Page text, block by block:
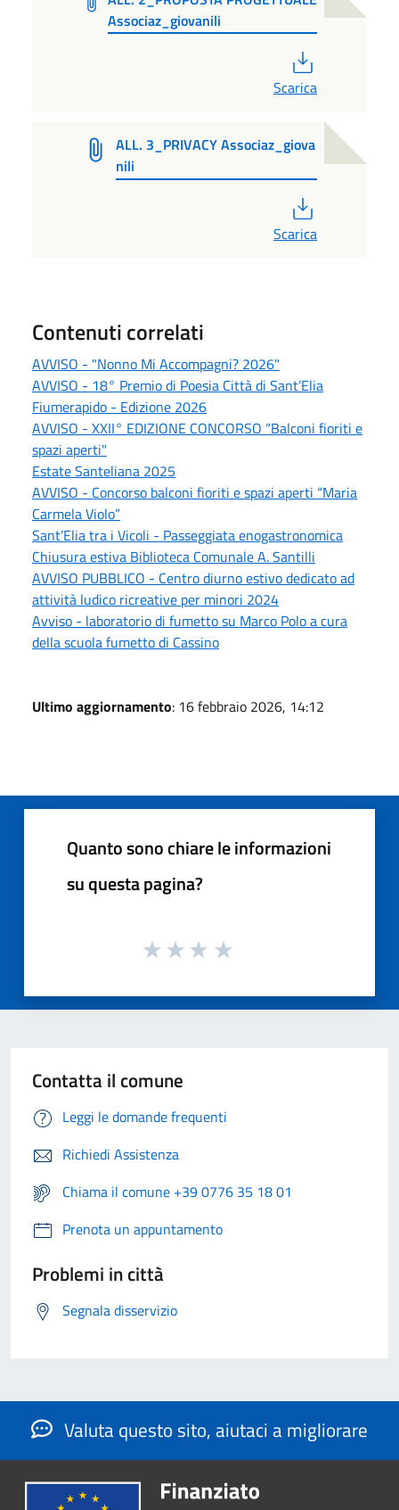
Associaz_giovanili
Scarica
ALL. 3_PRIVACY Associaz_giova
nili
Scarica
Contenuti correlati
AVVISO - "Nonno Mi Accompagni? 2026"
AVVISO - 18° Premio di Poesia Città di Sant’Elia
Fiumerapido - Edizione 2026
AVVISO - XXII° EDIZIONE CONCORSO “Balconi fioriti e
spazi aperti"
Estate Santeliana 2025
AVVISO - Concorso balconi fioriti e spazi aperti “Maria
Carmela Violo”
Sant’Elia tra i Vicoli - Passeggiata enogastronomica
Chiusura estiva Biblioteca Comunale A. Santilli
AVVISO PUBBLICO - Centro diurno estivo dedicato ad
attività ludico ricreative per minori 2024
Avviso - laboratorio di fumetto su Marco Polo a cura
della scuola fumetto di Cassino
Ultimo aggiornamento: 16 febbraio 2026, 14:12
Quanto sono chiare le informazioni
su questa pagina?
Contatta il comune
Leggi le domande frequenti
Richiedi Assistenza
Chiama il comune +39 0776 35 18 01
Prenota un appuntamento
Problemi in città
Segnala disservizio
Valuta questo sito, aiutaci a migliorare